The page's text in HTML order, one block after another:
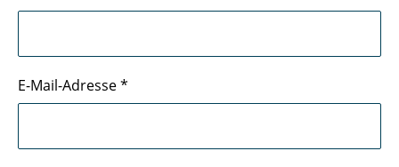
E-Mail-Adresse*